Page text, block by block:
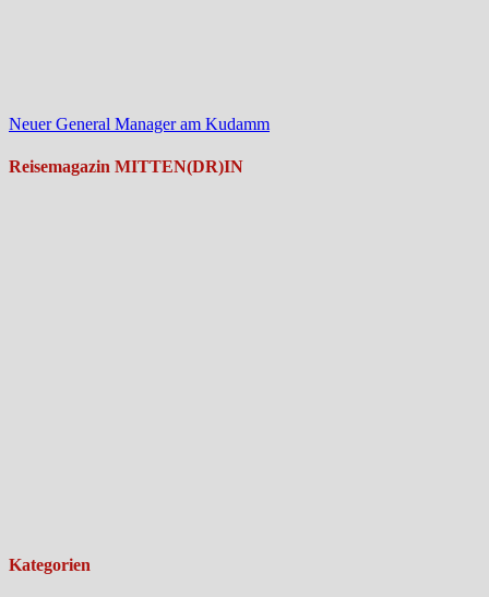
Neuer General Manager am Kudamm
Reisemagazin MITTEN(DR)IN
Kategorien